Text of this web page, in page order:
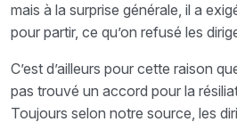
mais à la surprise générale, il a
pour partir, ce qu’on refusé les
C’est d’ailleurs pour cette raison
pas trouvé un accord pour la
Toujours selon notre source, les